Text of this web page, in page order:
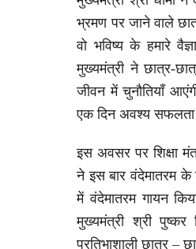
भ्रमण पर जाने वाले
वो भविष्य के हमारे
मुख्यमंत्री ने छात्र-
जीवन में चुनौतियाँ
एक दिन अवश्य सफलता
इस अवसर पर शिक्षा
ने इस बार वंदेमातरम
में वंदेमातरम गायन
मुख्यमंत्री श्री
प्रतिभाशाली छात्र –